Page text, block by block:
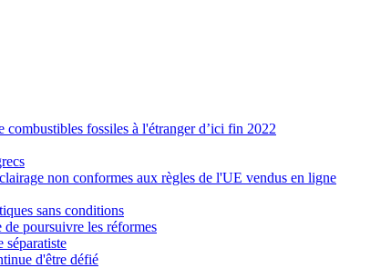
combustibles fossiles à l'étranger d’ici fin 2022
non conformes aux règles de l'UE vendus en ligne
sans conditions
de poursuivre les réformes
séparatiste
d'être défié